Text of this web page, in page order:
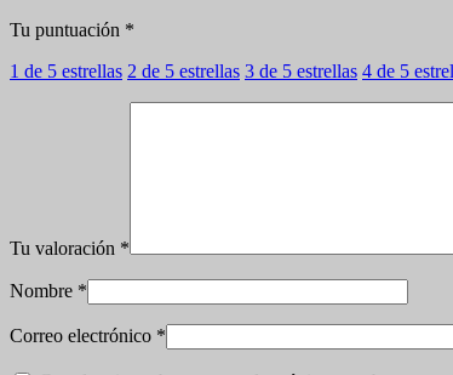
Tu puntuación *
1 de 5 estrellas 2 de 5 estrellas 3 de 5 estrellas 4 de 5
Tu valoración *
Nombre *
Correo electrónico *